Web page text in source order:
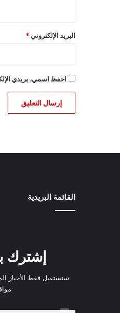
البريد الإلكتروني *
احفظ اسمي، بريدي
القائمة البريدية
إشترك
ستستقبل فقط الأخبار